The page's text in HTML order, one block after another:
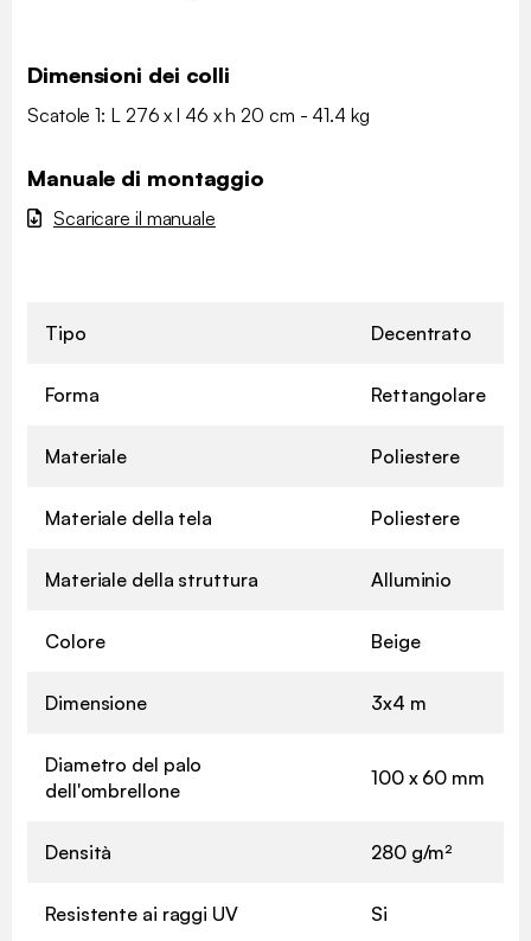
Dimensioni dei colli
Scatole 1: L 276 x l 46 x h 20 cm - 41.4 kg
Manuale di montaggio
Scaricare il manuale
Tipo Decentrato
Forma Rettangolare
Materiale Poliestere
Materiale della tela Poliestere
Materiale della struttura Alluminio
Colore Beige
Dimensione 3x4 m
Diametro del palo
dell'ombrellone
100 x 60 mm
Densità 280 g/m²
Resistente ai raggi UV Si